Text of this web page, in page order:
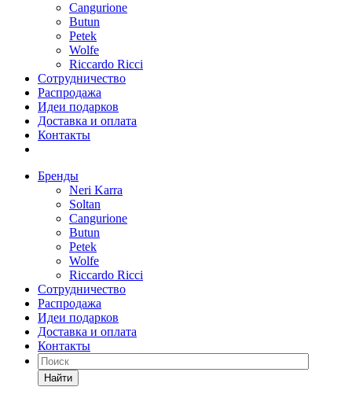
Cangurione
Butun
Petek
Wolfe
Riccardo Ricci
Сотрудничество
Распродажа
Идеи подарков
Доставка и оплата
Контакты
Бренды
Neri Karra
Soltan
Cangurione
Butun
Petek
Wolfe
Riccardo Ricci
Сотрудничество
Распродажа
Идеи подарков
Доставка и оплата
Контакты
Найти